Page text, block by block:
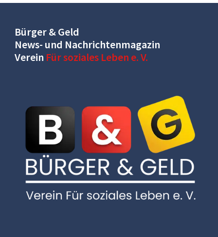
Bürger & Geld
News- und Nachrichtenmagazin
Verein Für soziales Leben e. V.